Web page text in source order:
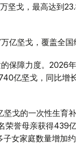
坚戈，最高达到
亿坚戈，覆盖全国
保障力度。2026
亿坚戈，同比增
戈的一次性生育
荣誉母亲获得439
女家庭数量增加约